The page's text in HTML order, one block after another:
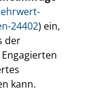
24402) ein,
der
kann.